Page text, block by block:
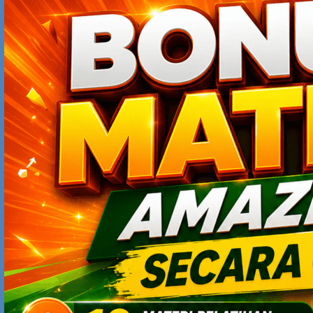
comfort zone yang notabene nya belum tentu tempat
tersebut berpotensi bagus buad kita kedepannya.
Kalo mao sukses ya kudu berpikir out of the box
JURAGAN MESIN ES KRIM
MARCH 3, 2017 AT 9:18 AM
berpikirlah out of the box, dan keluar dari comfort zone
SLAMET RIYADI
MARCH 3, 2017 AT 3:36 PM
Dorong karir bosmu dengan bekerja sebaik baiknya agar
cepat naik. Jika karir bosmu naik maka karir kita juga